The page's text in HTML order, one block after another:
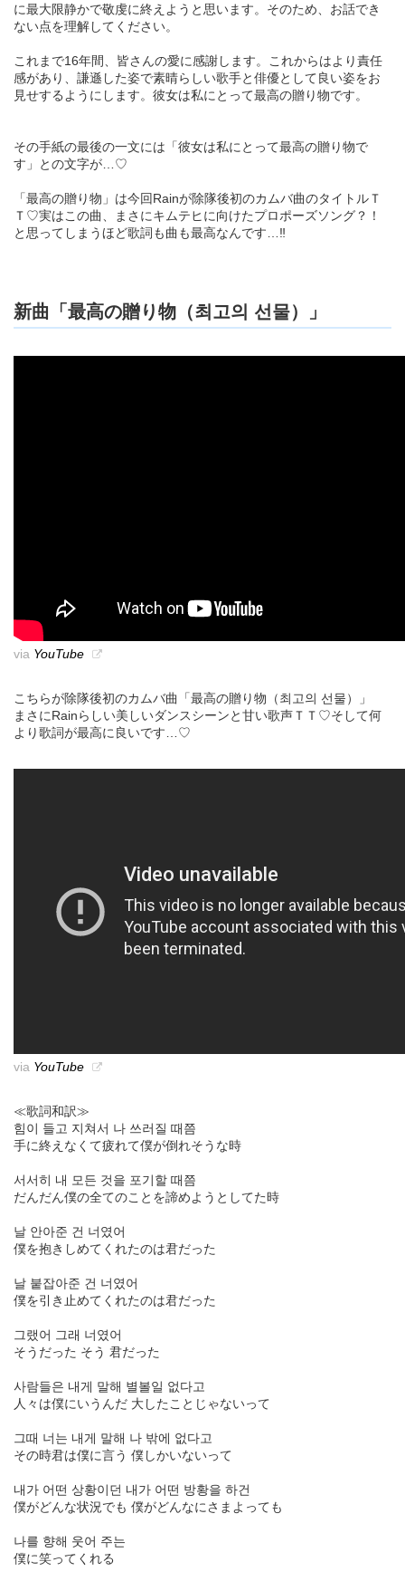
に最大限静かで敬虔に終えようと思います。そのため、お話でき
ない点を理解してください。
これまで16年間、皆さんの愛に感謝します。これからはより責任
感があり、謙遜した姿で素晴らしい歌手と俳優として良い姿をお
見せするようにします。彼女は私にとって最高の贈り物です。
その手紙の最後の一文には「彼女は私にとって最高の贈り物で
す」との文字が…♡
「最高の贈り物」は今回Rainが除隊後初のカムバ曲のタイトルＴ
Ｔ♡実はこの曲、まさにキムテヒに向けたプロポーズソング？！
と思ってしまうほど歌詞も曲も最高なんです…‼
新曲「最高の贈り物（최고의 선물）」
via YouTube
こちらが除隊後初のカムバ曲「最高の贈り物（최고의 선물）」
まさにRainらしい美しいダンスシーンと甘い歌声ＴＴ♡そして何
より歌詞が最高に良いです…♡
via YouTube
≪歌詞和訳≫
힘이 들고 지쳐서 나 쓰러질 때쯤
手に終えなくて疲れて僕が倒れそうな時
서서히 내 모든 것을 포기할 때쯤
だんだん僕の全てのことを諦めようとしてた時
날 안아준 건 너였어
僕を抱きしめてくれたのは君だった
날 붙잡아준 건 너였어
僕を引き止めてくれたのは君だった
그랬어 그래 너였어
そうだった そう 君だった
사람들은 내게 말해 별볼일 없다고
人々は僕にいうんだ 大したことじゃないって
그때 너는 내게 말해 나 밖에 없다고
その時君は僕に言う 僕しかいないって
내가 어떤 상황이던 내가 어떤 방황을 하건
僕がどんな状況でも 僕がどんなにさまよっても
나를 향해 웃어 주는
僕に笑ってくれる